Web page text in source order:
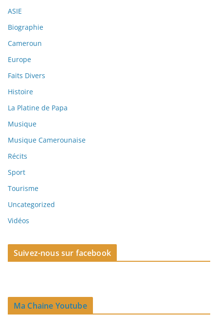
ASIE
Biographie
Cameroun
Europe
Faits Divers
Histoire
La Platine de Papa
Musique
Musique Camerounaise
Récits
Sport
Tourisme
Uncategorized
Vidéos
Suivez-nous sur facebook
Ma Chaine Youtube